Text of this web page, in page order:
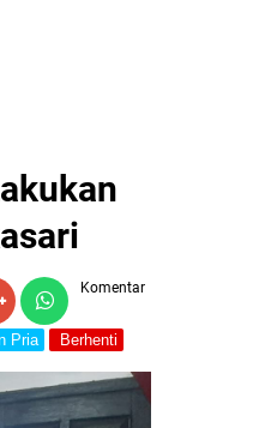
Komentar
Pria Berhenti